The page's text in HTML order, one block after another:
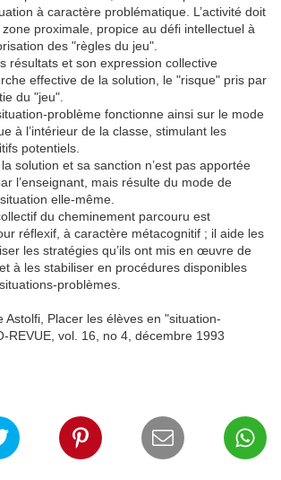
à caractère problématique. L’activité doit
proximale, propice au défi intellectuel à
des "règles du jeu".
résultats et son expression collective
effective de la solution, le "risque" pris par
du "jeu".
problème fonctionne ainsi sur le mode
à l’intérieur de la classe, stimulant les
potentiels.
solution et sa sanction n’est pas apportée
l’enseignant, mais résulte du mode de
elle-même.
du cheminement parcouru est
réflexif, à caractère métacognitif ; il aide les
les stratégies qu’ils ont mis en œuvre de
à les stabiliser en procédures disponibles
problèmes.
Astolfi, Placer les élèves en "situation-
REVUE, vol. 16, no 4, décembre 1993